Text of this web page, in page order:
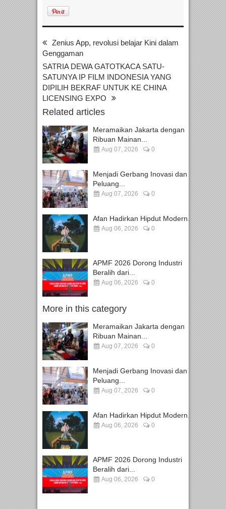
Zenius App, revolusi belajar Kini dalam
Genggaman
SATRIA DEWA GATOTKACA SATU-
SATUNYA IP FILM INDONESIA YANG
DIPILIH BEKRAF UNTUK KE CHINA
LICENSING EXPO
Related articles
Meramaikan Jakarta dengan
Ribuan Mainan...
Aug 07, 2026 0
Menjadi Gerbang Inovasi dan
Peluang...
Aug 07, 2026 0
Afan Hadirkan Hipdut Modern...
Aug 06, 2026 0
APMF 2026 Dorong Industri
Beralih dari...
Aug 06, 2026 0
More in this category
Meramaikan Jakarta dengan
Ribuan Mainan...
Aug 07, 2026 0
Menjadi Gerbang Inovasi dan
Peluang...
Aug 07, 2026 0
Afan Hadirkan Hipdut Modern...
Aug 06, 2026 0
APMF 2026 Dorong Industri
Beralih dari...
Aug 06, 2026 0